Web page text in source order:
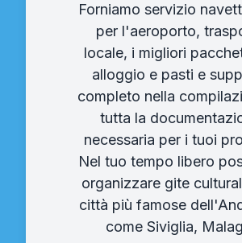
Forniamo servizio
per l'aeroporto,
locale, i migliori
alloggio e pasti e
completo nella
tutta la
necessaria per i tuoi
Nel tuo tempo libero
organizzare gite
città più famose
come Siviglia,